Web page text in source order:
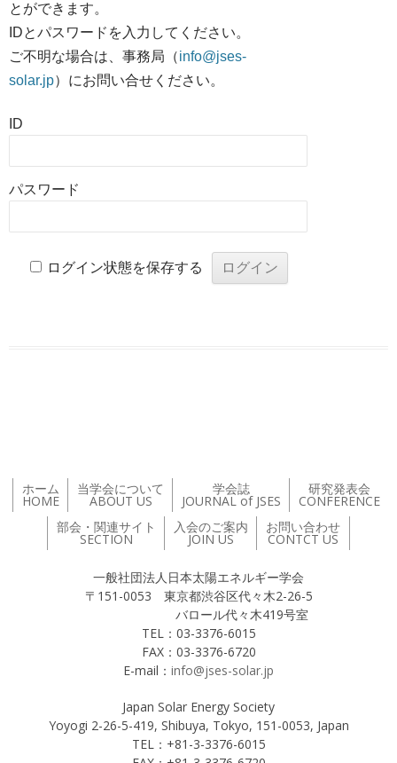
とができます。
IDとパスワードを入力してください。
ご不明な場合は、事務局（info@jses-
solar.jp）にお問い合せください。
ID
パスワード
ログイン状態を保存する
ホーム
HOME
当学会について
ABOUT US
学会誌
JOURNAL of JSES
研究発表会
CONFERENCE
部会・関連サイト
SECTION
入会のご案内
JOIN US
お問い合わせ
CONTCT US
一般社団法人日本太陽エネルギー学会
〒151-0053 東京都渋谷区代々木2-26-5
バロール代々木419号室
TEL：03-3376-6015
FAX：03-3376-6720
E-mail： info@jses-solar.jp
Japan Solar Energy Society
Yoyogi 2-26-5-419, Shibuya, Tokyo, 151-0053, Japan
TEL：+81-3-3376-6015